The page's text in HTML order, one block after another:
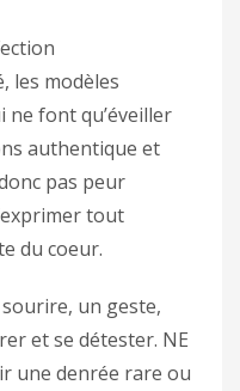
les modèles
ne font qu’éveiller
authentique et
pas peur
tout
du coeur.
sourire, un geste,
et se détester. NE
une denrée rare ou